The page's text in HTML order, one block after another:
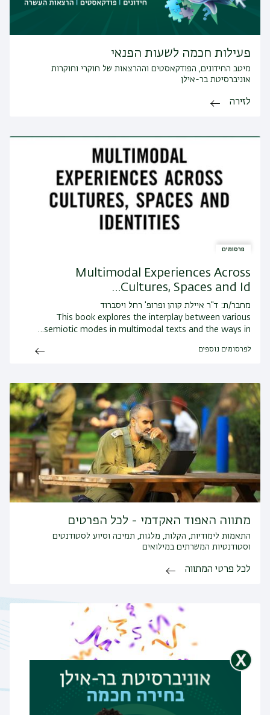
פעילות חכמה לשעות הפנאי
מיטב החידונים, הפודקאסטים וההרצאות של חוקרי וחוקרות
אוניברסיטת בר-אילן
לזירה
פרסומים
Multimodal Experiences Across
Cultures, Spaces and Id…
מחבר/ת: ד"ר איילת קוהן ופרופ' רחל ויסברוד
This book explores the interplay between various
semiotic modes in multimodal texts and the ways in…
לפרסומים נוספים
מתווה האפוד האקדמי - לכל הפרטים
התאמות לימודיות, הקלות, מלגות, תמיכה וסיוע לסטודנטים
וסטודנטיות המשרתים במילואים
לכל פרטי המתווה